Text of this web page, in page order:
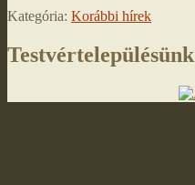
Kategória: Korábbi hírek
Testvértelepülésünk